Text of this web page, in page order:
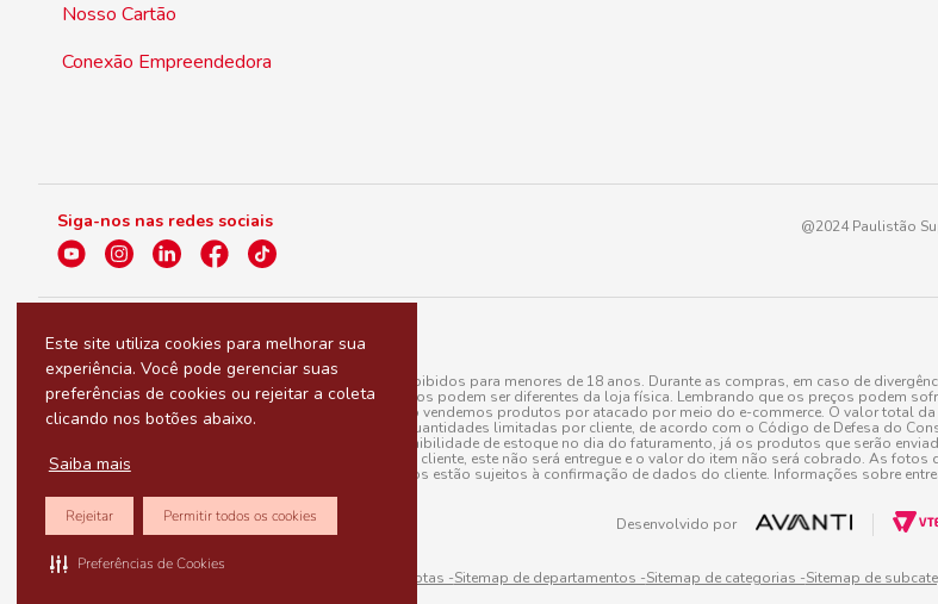
Este site utiliza cookies para melhorar sua
experiência. Você pode gerenciar suas
preferências de cookies ou rejeitar a coleta
clicando nos botões abaixo.
Saiba mais
Rejeitar Permitir todos os cookies
Preferências de Cookies
Nosso Cartão
Conexão Empreendedora
Siga-nos nas redes sociais
@2024 Paulistão
A venda e o consumo de bebidas alcoólicas são proibidos para menores de 18 anos. Durante as compras, em caso de
válidas para a loja eletrônica, sendo que seus preços podem ser diferentes da loja física. Lembrando que os preços podem
para menos, por conta de produtos variáveis; e não vendemos produtos por atacado por meio do e-commerce. O valor total
do pedido. Produtos em promoção possuem quantidades limitadas por cliente, de acordo com o Código de Defesa do
20/03/97). A venda está diretamente ligada à disponibilidade de estoque no dia do faturamento, já os produtos que serão
Caso algum produto venha a faltar no pedido do cliente, este não será entregue e o valor do item não será cobrado. As
todos os pedidos estão sujeitos à confirmação de dados do cliente. Informações sobre
Desenvolvido por
Sitemap de rotas -Sitemap de departamentos -Sitemap de categorias -Sitemap de